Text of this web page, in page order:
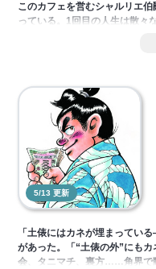
このカフェを営むシャルリエ
っている。1回目の人生は散々
聖女を輩出する名門・シャル
見た目が美しいだけのエステ
……でも、2度目の人生も困っ
葉を囁くようになっていて、
ん浴びせてきて――？
5/13 更新
「土俵にはカネが埋まってい
があった。「“土俵の外”にも
会、タニマチ、裏方……角界